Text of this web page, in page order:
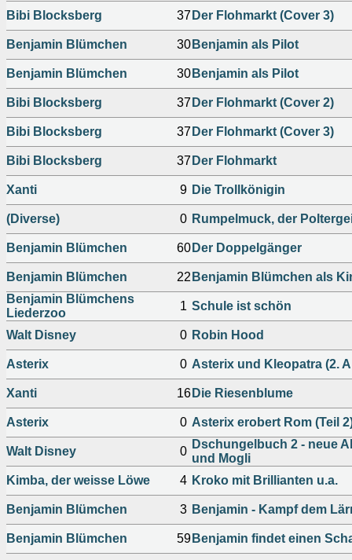
Bibi Blocksberg 37 Der Flohmarkt (Cover 3)
Benjamin Blümchen 30 Benjamin als Pilot
Benjamin Blümchen 30 Benjamin als Pilot
Bibi Blocksberg 37 Der Flohmarkt (Cover 2)
Bibi Blocksberg 37 Der Flohmarkt (Cover 3)
Bibi Blocksberg 37 Der Flohmarkt
Xanti 9 Die Trollkönigin
(Diverse) 0 Rumpelmuck, der
Benjamin Blümchen 60 Der Doppelgänger
Benjamin Blümchen 22 Benjamin Blümchen als
Benjamin Blümchens
Liederzoo
1 Schule ist schön
Walt Disney 0 Robin Hood
Asterix 0 Asterix und Kleopatra (2.
Xanti 16 Die Riesenblume
Asterix 0 Asterix erobert Rom (Teil
Walt Disney 0
Dschungelbuch 2 - neue
und Mogli
Kimba, der weisse Löwe
4 Kroko mit Brillianten u.a.
Benjamin Blümchen 3 Benjamin - Kampf dem
Benjamin Blümchen 59 Benjamin findet einen